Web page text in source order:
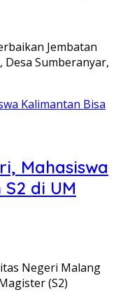
Jembatan
Sumberanyar,
Mahasiswa
di UM
Negeri Malang
(S2)